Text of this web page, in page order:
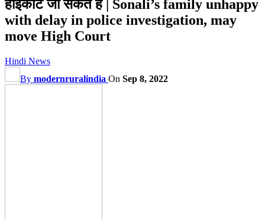
हाईकोर्ट जा सकते हैं | Sonali’s family unhappy
with delay in police investigation, may
move High Court
Hindi News
By modernruralindia On Sep 8, 2022